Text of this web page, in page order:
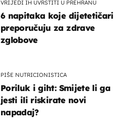
VRIJEDI IH UVRSTITI U PREHRANU
6 napitaka koje dijetetičari
preporučuju za zdrave
zglobove
PIŠE NUTRICIONISTICA
Poriluk i giht: Smijete li ga
jesti ili riskirate novi
napadaj?